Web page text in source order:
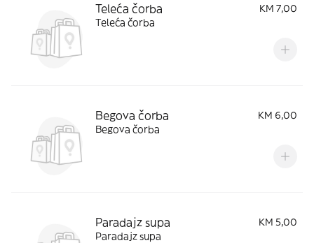
Teleća čorba
KM 7,00
Teleća čorba
Begova čorba
KM 6,00
Begova čorba
Paradajz supa
KM 5,00
Paradajz supa